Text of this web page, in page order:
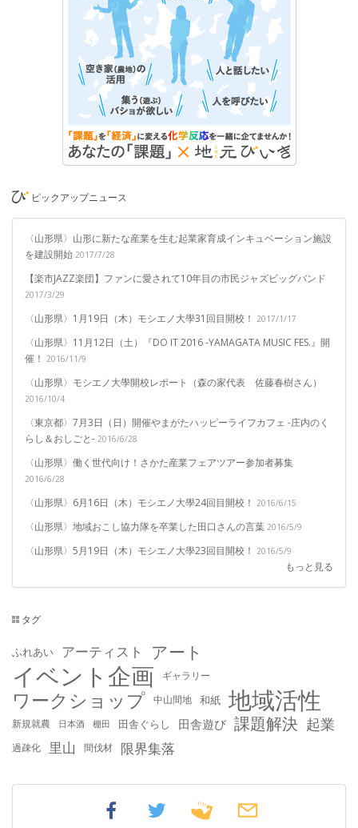
ピックアップニュース
〈山形県〉山形に新たな産業を生む起業家育成インキュベーション施設
を建設開始 2017/7/28
【楽市JAZZ楽団】ファンに愛されて10年目の市民ジャズビッグバンド
2017/3/29
〈山形県〉1月19日（木）モシエノ大學31回目開校！ 2017/1/17
〈山形県〉11月12日（土）『DO IT 2016 -YAMAGATA MUSIC FES.』開
催！ 2016/11/9
〈山形県〉モシエノ大學開校レポート（森の家代表 佐藤春樹さん）
2016/10/4
〈東京都〉7月3日（日）開催やまがたハッピーライフカフェ -庄内のく
らし＆おしごと- 2016/6/28
〈山形県〉働く世代向け！さかた産業フェアツアー参加者募集
2016/6/28
〈山形県〉6月16日（木）モシエノ大學24回目開校！ 2016/6/15
〈山形県〉地域おこし協力隊を卒業した田口さんの言葉 2016/5/9
〈山形県〉5月19日（木）モシエノ大學23回目開校！ 2016/5/9
もっと見る
タグ
ふれあい アーティスト アート
イベント企画 ギャラリー
ワークショップ 中山間地 和紙 地域活性
新規就農 日本酒 棚田 田舎ぐらし 田舎遊び 課題解決 起業
過疎化 里山 間伐材 限界集落